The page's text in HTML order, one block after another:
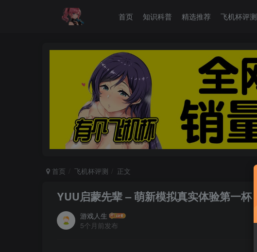
首页 知识科普 精选推荐 飞机杯评测
首页 飞机杯评测 正文
YUU启蒙先辈 – 萌新模拟真实体验第一杯
游戏人生
5个月前发布